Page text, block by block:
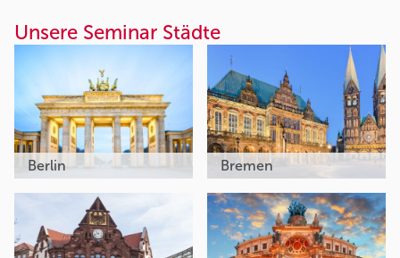
Unsere Seminar Städte
Berlin Bremen